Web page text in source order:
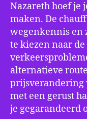
Nazareth hoef je
maken. De
wegenkennis en
te kiezen naar
alternatieve
prijsverandering
met een gerust
je gegarandeerd